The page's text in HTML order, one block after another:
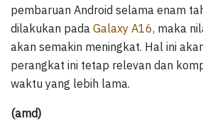
pembaruan Android selama enam
dilakukan pada Galaxy A16, maka
akan semakin meningkat. Hal ini
perangkat ini tetap relevan dan
waktu yang lebih lama.
(amd)